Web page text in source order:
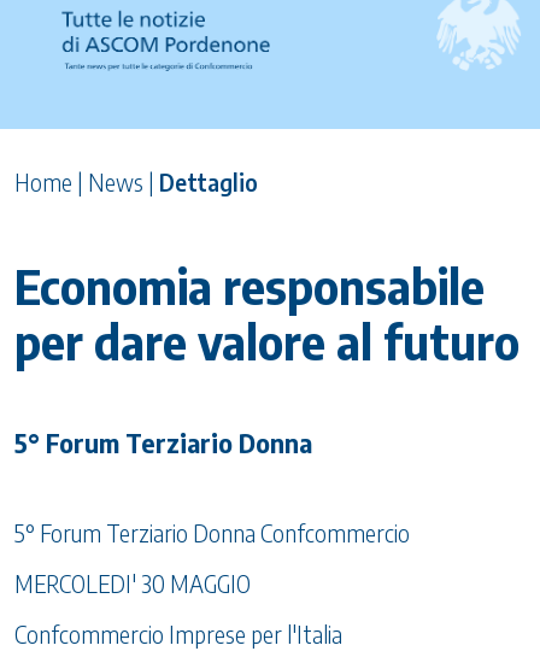
Home | News | Dettaglio
Economia responsabile
per dare valore al futuro
5° Forum Terziario Donna
5° Forum Terziario Donna Confcommercio
MERCOLEDI' 30 MAGGIO
Confcommercio Imprese per l'Italia